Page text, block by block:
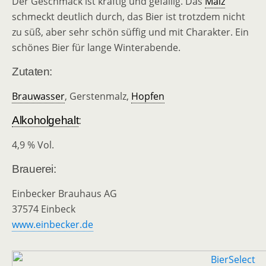
schmeckt deutlich durch, das Bier ist trotzdem nicht
zu süß, aber sehr schön süffig und mit Charakter. Ein
schönes Bier für lange Winterabende.
Zutaten:
Brauwasser, Gerstenmalz, Hopfen
Alkoholgehalt:
4,9 % Vol.
Brauerei:
Einbecker Brauhaus AG
37574 Einbeck
www.einbecker.de